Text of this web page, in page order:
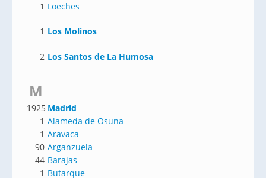
1 Loeches
1 Los Molinos
2 Los Santos de La Humosa
M
1925 Madrid
1 Alameda de Osuna
1 Aravaca
90 Arganzuela
44 Barajas
1 Butarque